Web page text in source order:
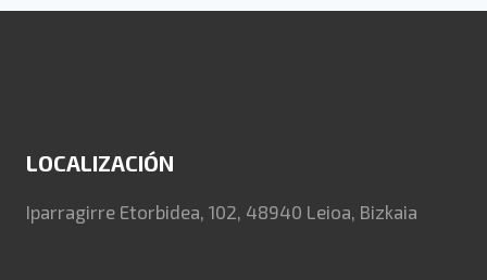
LOCALIZACIÓN
Iparragirre Etorbidea, 102, 48940 Leioa, Bizkaia